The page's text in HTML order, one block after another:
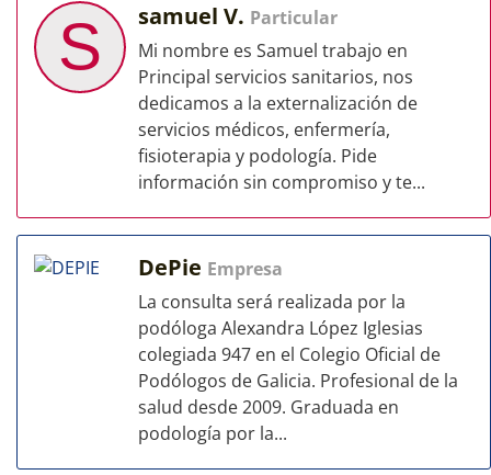
S samuel V. Particular
Mi nombre es Samuel trabajo en
Principal servicios sanitarios, nos
dedicamos a la externalización de
servicios médicos, enfermería,
fisioterapia y podología. Pide
información sin compromiso y te...
DePie Empresa
La consulta será realizada por la
podóloga Alexandra López Iglesias
colegiada 947 en el Colegio Oficial de
Podólogos de Galicia. Profesional de la
salud desde 2009. Graduada en
podología por la...